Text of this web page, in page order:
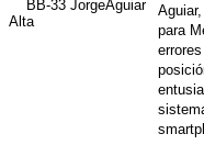
para